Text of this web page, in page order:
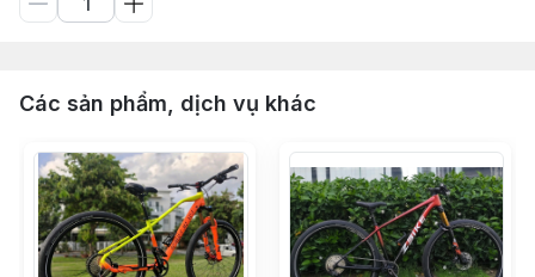
Các sản phẩm, dịch vụ khác